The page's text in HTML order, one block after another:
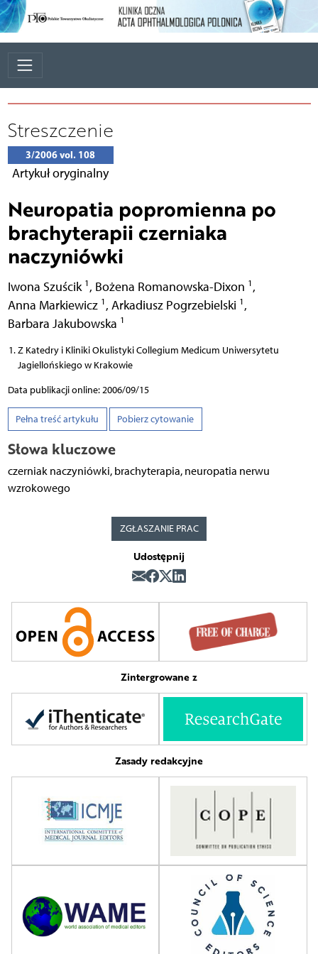
Streszczenie
3/2006 vol. 108
Artykuł oryginalny
Neuropatia popromienna po
brachyterapii czerniaka
naczyniówki
Iwona Szuścik 1 , Bożena Romanowska-Dixon 1 ,
Anna Markiewicz 1 , Arkadiusz Pogrzebielski 1 ,
Barbara Jakubowska 1
Z Katedry i Kliniki Okulistyki Collegium Medicum Uniwersytetu
Jagiellońskiego w Krakowie
Data publikacji online: 2006/09/15
Pełna treść artykułu Pobierz cytowanie
Słowa kluczowe
czerniak naczyniówki, brachyterapia, neuropatia nerwu
wzrokowego
ZGŁASZANIE PRAC
Udostępnij
Zintergrowane z
Zasady redakcyjne